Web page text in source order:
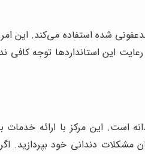
شده استفاده می‌کند. این امر
این استانداردها توجه کافی
است. این مرکز با ارائه خدمات
دندانی خود بپردازید.